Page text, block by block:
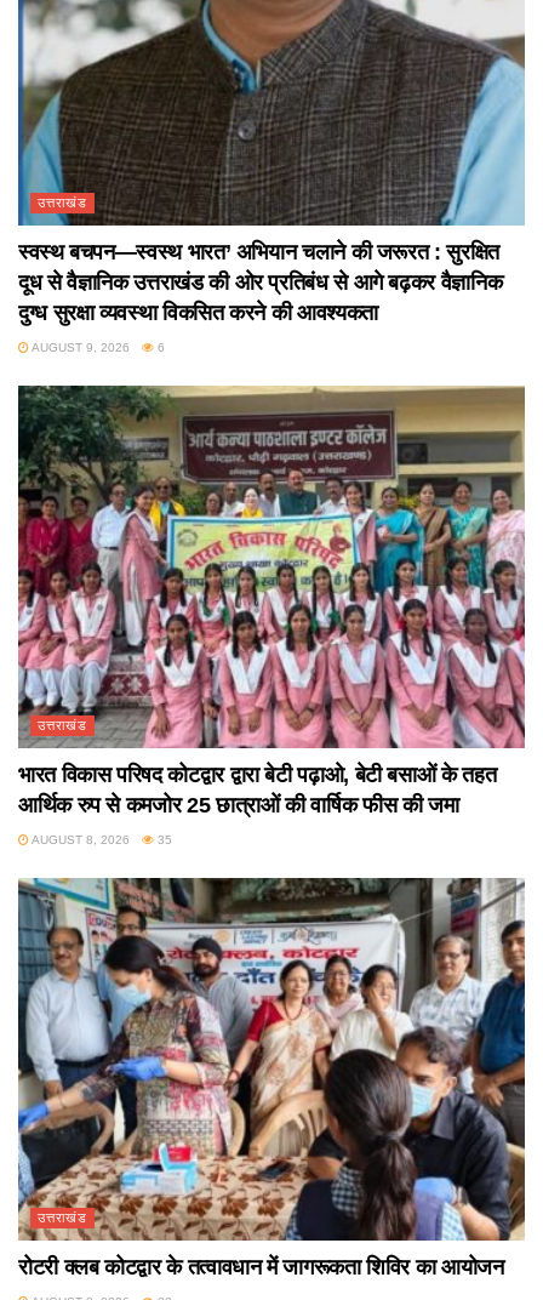
उत्तराखंड
स्वस्थ बचपन—स्वस्थ भारत’ अभियान चलाने की जरूरत : सुरक्षित
दूध से वैज्ञानिक उत्तराखंड की ओर प्रतिबंध से आगे बढ़कर वैज्ञानिक
दुग्ध सुरक्षा व्यवस्था विकसित करने की आवश्यकता
AUGUST 9, 2026 6
उत्तराखंड
भारत विकास परिषद कोटद्वार द्वारा बेटी पढ़ाओ, बेटी बसाओं के तहत
आर्थिक रुप से कमजोर 25 छात्राओं की वार्षिक फीस की जमा
AUGUST 8, 2026 35
उत्तराखंड
रोटरी क्लब कोटद्वार के तत्वावधान में जागरूकता शिविर का आयोजन